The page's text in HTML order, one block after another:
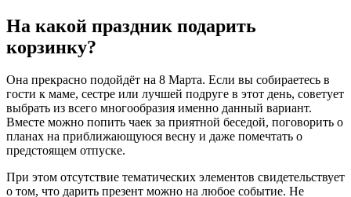
На какой праздник подарить
корзинку?
Она прекрасно подойдёт на 8 Марта. Если вы собираетесь в
гости к маме, сестре или лучшей подруге в этот день, советует
выбрать из всего многообразия именно данный вариант.
Вместе можно попить чаек за приятной беседой, поговорить о
планах на приближающуюся весну и даже помечтать о
предстоящем отпуске.
При этом отсутствие тематических элементов свидетельствует
о том, что дарить презент можно на любое событие. Не